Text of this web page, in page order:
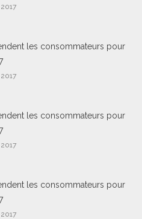
les consommateurs pour
les consommateurs pour
les consommateurs pour